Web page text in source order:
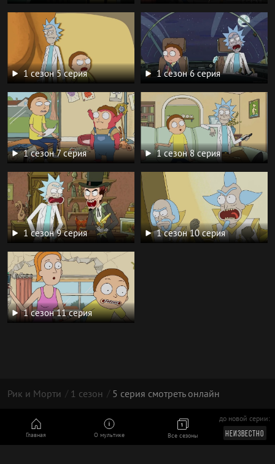
Главная О мультике Все сезоны
до новой серии:
НЕИЗВЕСТНО
1 сезон 5 серия 1 сезон 6 серия
1 сезон 7 серия 1 сезон 8 серия
1 сезон 9 серия 1 сезон 10 серия
1 сезон 11 серия
Рик и Морти 1 сезон 5 серия смотреть онлайн
© 2026 год